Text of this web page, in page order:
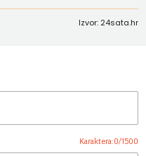
Izvor: 24sata.hr
Karaktera:0/1500